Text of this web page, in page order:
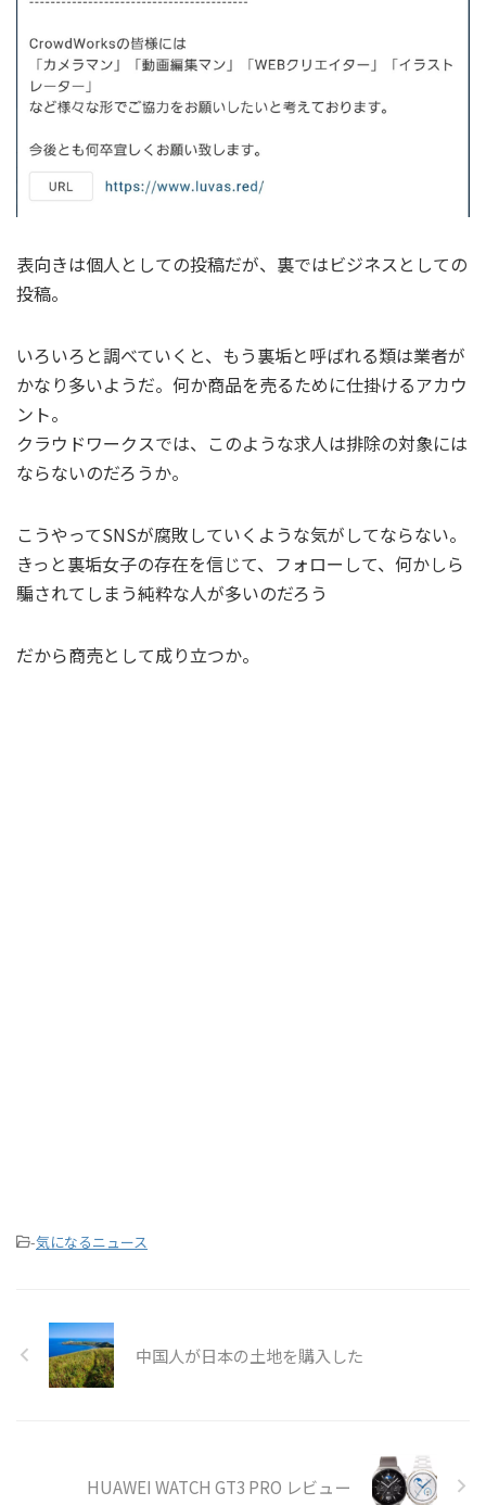
表向きは個人としての投稿だが、裏ではビジネスとしての
投稿。
いろいろと調べていくと、もう裏垢と呼ばれる類は業者が
かなり多いようだ。何か商品を売るために仕掛けるアカウ
ント。
クラウドワークスでは、このような求人は排除の対象には
ならないのだろうか。
こうやってSNSが腐敗していくような気がしてならない。
きっと裏垢女子の存在を信じて、フォローして、何かしら
騙されてしまう純粋な人が多いのだろう
だから商売として成り立つか。
-気になるニュース
中国人が日本の土地を購入した
HUAWEI WATCH GT3 PRO レビュー